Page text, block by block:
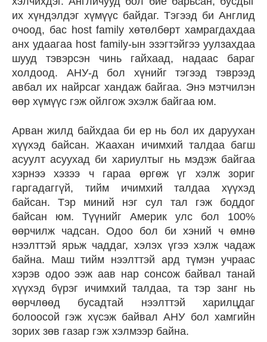
их хүндэлдэг хүмүүс байдаг. Тэгээд би Англид
очоод, бас host family хөтөлбөрт хамрагдахдаа
анх удаагаа host family-ын эзэгтэйгээ уулзахдаа
шууд тэвэрсэн чинь гайхаад, надаас бараг
холдоод. АНУ-д бол хүнийг тэгээд тэврээд
авбал их найрсаг хандаж байгаа. Энэ мэтчилэн
өөр хүмүүс гэж ойлгож эхэлж байгаа юм.
Арван жилд байхдаа би ер нь бол их даруухан
хүүхэд байсан. Жаахан ичимхий талдаа багш
асуулт асуухад би хариултыг нь мэдэж байгаа
хэрнээ хэзээ ч гараа өргөж үг хэлж зориг
гаргадаггүй, тийм ичимхий талдаа хүүхэд
байсан. Тэр миний нэг сул тал гэж боддог
байсан юм. Түүнийг Америк улс бол 100%
өөрчилж чадсан. Одоо бол би хэний ч өмнө
нээлттэй ярьж чаддаг, хэлэх үгээ хэлж чадаж
байна. Маш тийм нээлттэй ард түмэн учраас
хэрэв одоо ээж аав нар сонсож байвал танай
хүүхэд бүрэг ичимхий талдаа, та тэр занг нь
өөрчлөөд бусадтай нээлттэй харилцдаг
болоосой гэж хүсэж байвал АНУ бол хамгийн
зорих зөв газар гэж хэлмээр байна.